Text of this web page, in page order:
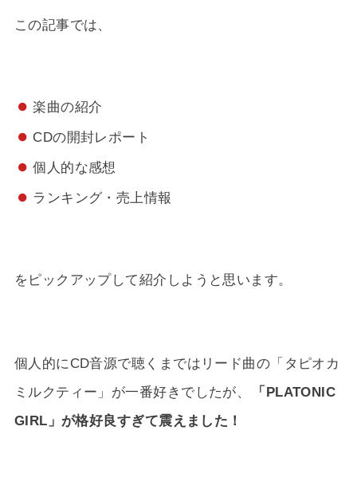
この記事では、
楽曲の紹介
CDの開封レポート
個人的な感想
ランキング・売上情報
をピックアップして紹介しようと思います。
個人的にCD音源で聴くまではリード曲の「タピオカ
ミルクティー」が一番好きでしたが、
「PLATONIC
GIRL」が格好良すぎて震えました！